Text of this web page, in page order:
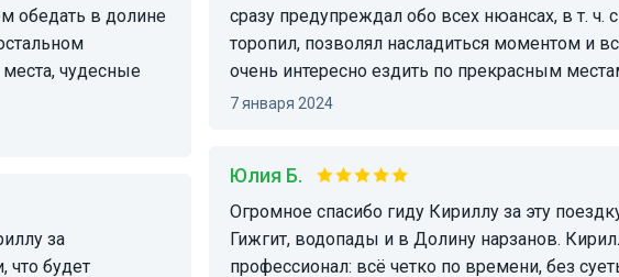
обедать в долине
чудесные
будет
сразу предупреждал обо всех нюансах, в т. ч.
торопил, позволял насладиться моментом и
очень интересно ездить по прекрасным
7 января 2024
Юлия Б.
Огромное спасибо гиду Кириллу за эту поездку на Эльбрус, озеро
Гижгит, водопады и в Долину нарзанов.
профессионал: всё четко по времени, без